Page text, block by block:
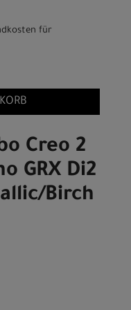
für
Creo 2
GRX Di2
Birch